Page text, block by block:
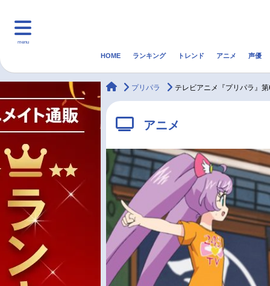
menu
マンガ・ラノベ ゲーム・アプリ
最新記事一覧
アニメ記事一覧
声優記事一覧
HOME ランキング トレンド アニメ 声優
animateTimes
プリパラ テレビアニメ『プリパラ』
アニメ